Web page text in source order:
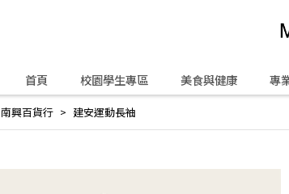
首頁 校園學生專區 美食與健康 專
南興百貨行 建安運動長袖